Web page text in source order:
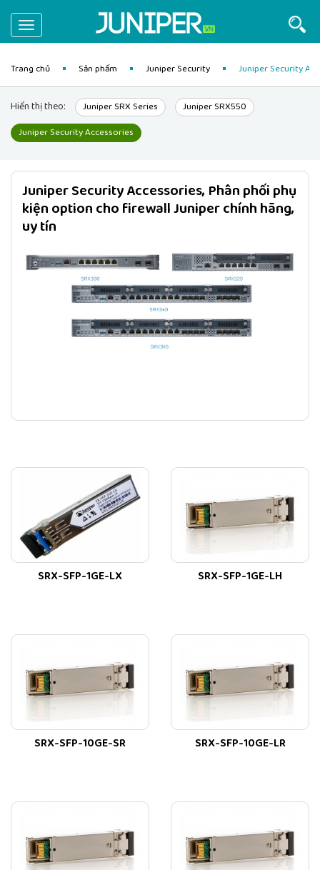
Toggle
navigation
Trang chủ Sản phẩm Juniper Security Juniper Security
Hiển thị theo: Juniper SRX Series
Juniper SRX550
Juniper Security Accessories
Juniper Security Accessories, Phân phối phụ
kiện option cho firewall Juniper chính hãng,
uy tín
SRX-SFP-1GE-LX SRX-SFP-1GE-LH
SRX-SFP-10GE-SR SRX-SFP-10GE-LR